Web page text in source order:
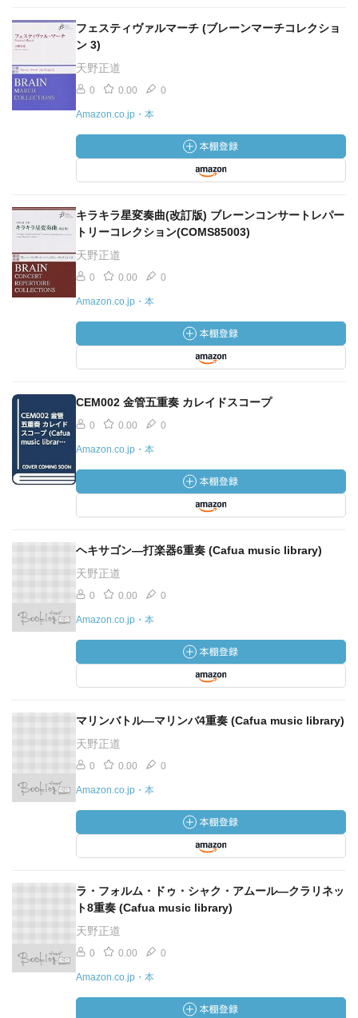
フェスティヴァルマーチ (ブレーンマーチコレクショ
ン 3)
天野正道
0 0.00 0
Amazon.co.jp・本
キラキラ星変奏曲(改訂版) ブレーンコンサートレパー
トリーコレクション(COMS85003)
天野正道
0 0.00 0
Amazon.co.jp・本
CEM002 金管五重奏 カレイドスコープ
0 0.00 0
Amazon.co.jp・本
ヘキサゴン―打楽器6重奏 (Cafua music library)
天野正道
0 0.00 0
Amazon.co.jp・本
マリンバトル―マリンバ4重奏 (Cafua music library)
天野正道
0 0.00 0
Amazon.co.jp・本
ラ・フォルム・ドゥ・シャク・アムール―クラリネッ
ト8重奏 (Cafua music library)
天野正道
0 0.00 0
Amazon.co.jp・本